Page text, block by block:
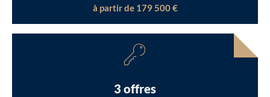
à partir de 179 500 €
3 offres